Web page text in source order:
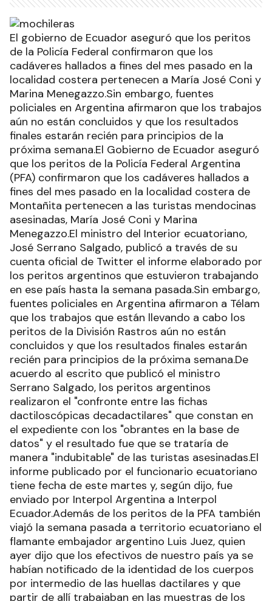
El gobierno de Ecuador aseguró que los peritos
de la Policía Federal confirmaron que los
cadáveres hallados a fines del mes pasado en la
localidad costera pertenecen a María José Coni y
Marina Menegazzo.Sin embargo, fuentes
policiales en Argentina afirmaron que los trabajos
aún no están concluidos y que los resultados
finales estarán recién para principios de la
próxima semana.El Gobierno de Ecuador aseguró
que los peritos de la Policía Federal Argentina
(PFA) confirmaron que los cadáveres hallados a
fines del mes pasado en la localidad costera de
Montañita pertenecen a las turistas mendocinas
asesinadas, María José Coni y Marina
Menegazzo.El ministro del Interior ecuatoriano,
José Serrano Salgado, publicó a través de su
cuenta oficial de Twitter el informe elaborado por
los peritos argentinos que estuvieron trabajando
en ese país hasta la semana pasada.Sin embargo,
fuentes policiales en Argentina afirmaron a Télam
que los trabajos que están llevando a cabo los
peritos de la División Rastros aún no están
concluidos y que los resultados finales estarán
recién para principios de la próxima semana.De
acuerdo al escrito que publicó el ministro
Serrano Salgado, los peritos argentinos
realizaron el "confronte entre las fichas
dactiloscópicas decadactilares" que constan en
el expediente con los "obrantes en la base de
datos" y el resultado fue que se trataría de
manera "indubitable" de las turistas asesinadas.El
informe publicado por el funcionario ecuatoriano
tiene fecha de este martes y, según dijo, fue
enviado por Interpol Argentina a Interpol
Ecuador.Además de los peritos de la PFA también
viajó la semana pasada a territorio ecuatoriano el
flamante embajador argentino Luis Juez, quien
ayer dijo que los efectivos de nuestro país ya se
habían notificado de la identidad de los cuerpos
por intermedio de las huellas dactilares y que
partir de allí trabajaban en las muestras de los